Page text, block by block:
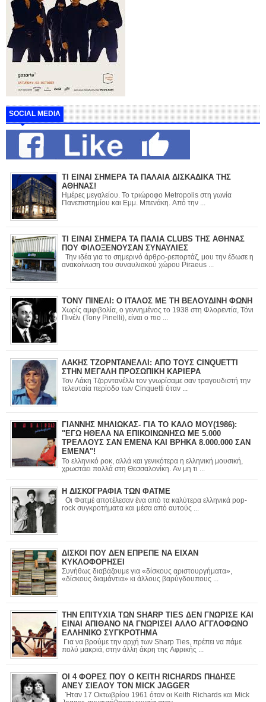
SOCIAL MEDIA
ΤΙ ΕΙΝΑΙ ΣΗΜΕΡΑ ΤΑ ΠΑΛΑΙΑ ΔΙΣΚΑΔΙΚΑ ΤΗΣ
ΑΘΗΝΑΣ!
Ημέρες μεγαλείου. Το τριώροφο Metropolis στη γωνία
Πανεπιστημίου και Εμμ. Μπενάκη. Από την ...
ΤΙ ΕΙΝΑΙ ΣΗΜΕΡΑ ΤΑ ΠΑΛΙΑ CLUBS ΤΗΣ ΑΘΗΝΑΣ
ΠΟΥ ΦΙΛΟΞΕΝΟΥΣΑΝ ΣΥΝΑΥΛΙΕΣ
Την ιδέα για το σημερινό άρθρο-ρεπορτάζ, μου την έδωσε η
ανακοίνωση του συναυλιακού χώρου Piraeus ...
ΤΟΝΥ ΠΙΝΕΛΙ: Ο ΙΤΑΛΟΣ ΜΕ ΤΗ ΒΕΛΟΥΔΙΝΗ ΦΩΝΗ
Χωρίς αμφιβολία, ο γεννημένος το 1938 στη Φλορεντία, Τόνι
Πινέλι (Tony Pinelli), είναι ο πιο ...
ΛΑΚΗΣ ΤΖΟΡΝΤΑΝΕΛΛΙ: ΑΠΟ ΤΟΥΣ CINQUETTI
ΣΤΗΝ ΜΕΓΑΛΗ ΠΡΟΣΩΠΙΚΗ ΚΑΡΙΕΡΑ
Τον Λάκη Τζορντανέλλι τον γνωρίσαμε σαν τραγουδιστή την
τελευταία περίοδο των Cinquetti όταν ...
ΓΙΑΝΝΗΣ ΜΗΛΙΩΚΑΣ- ΓΙΑ ΤΟ ΚΑΛΟ ΜΟΥ(1986):
"ΕΓΩ ΗΘΕΛΑ ΝΑ ΕΠΙΚΟΙΝΩΝΗΣΩ ΜΕ 5.000
ΤΡΕΛΛΟΥΣ ΣΑΝ ΕΜΕΝΑ ΚΑΙ ΒΡΗΚΑ 8.000.000 ΣΑΝ
ΕΜΕΝΑ"!
Το ελληνικό ροκ, αλλά και γενικότερα η ελληνική μουσική,
χρωστάει πολλά στη Θεσσαλονίκη. Αν μη τι ...
Η ΔΙΣΚΟΓΡΑΦΙΑ ΤΩΝ ΦΑΤΜΕ
Οι Φατμέ αποτέλεσαν ένα από τα καλύτερα ελληνικά pop-
rock συγκροτήματα και μέσα από αυτούς ...
ΔΙΣΚΟΙ ΠΟΥ ΔΕΝ ΕΠΡΕΠΕ ΝΑ ΕΙΧΑΝ
ΚΥΚΛΟΦΟΡΗΣΕΙ
Συνήθως διαβάζουμε για «δίσκους αριστουργήματα»,
«δίσκους διαμάντια» κι άλλους βαρύγδουπους ...
ΤΗΝ ΕΠΙΤΥΧΙΑ ΤΩΝ SHARP TIES ΔΕΝ ΓΝΩΡΙΣΕ ΚΑΙ
ΕΙΝΑΙ ΑΠΙΘΑΝΟ ΝΑ ΓΝΩΡΙΣΕΙ ΑΛΛΟ ΑΓΓΛΟΦΩΝΟ
ΕΛΛΗΝΙΚΟ ΣΥΓΚΡΟΤΗΜΑ
Για να βρούμε την αρχή των Sharp Ties, πρέπει να πάμε
πολύ μακριά, στην άλλη άκρη της Αφρικής ...
ΟΙ 4 ΦΟΡΕΣ ΠΟΥ Ο KEITH RICHARDS ΠΗΔΗΣΕ
ΑΝΕΥ ΣΙΕΛΟΥ ΤΟΝ MICK JAGGER
Ήταν 17 Οκτωβρίου 1961 όταν οι Keith Richards και Mick